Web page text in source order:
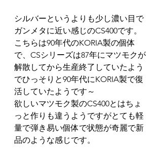
シルバーというよりも少し濃い目で
ガンメタに近い感じのCS400です。
こちらは90年代のKORIA製の個体
で、CSシリーズは87年にマツモクが
解散してから生産終了していたよう
でひっそりと90年代にKORIA製で復
活していたようです～
欲しいマツモク製のCS400とはちょ
っと作りも違うようですがとても軽
量で弾き易い個体で状態が奇麗で新
品のような感じです。